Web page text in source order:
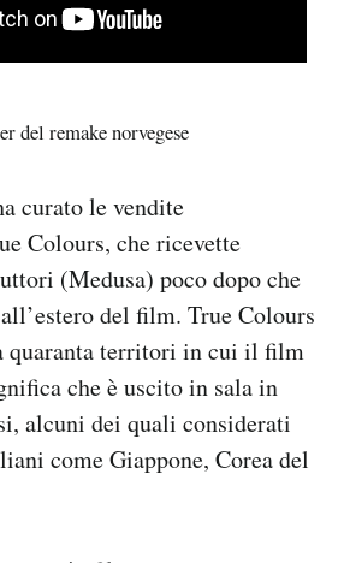
del remake norvegese
curato le vendite
Colours, che ricevette
(Medusa) poco dopo che
del film. True Colours
quaranta territori in cui il film
che è uscito in sala in
alcuni dei quali considerati
come Giappone, Corea del